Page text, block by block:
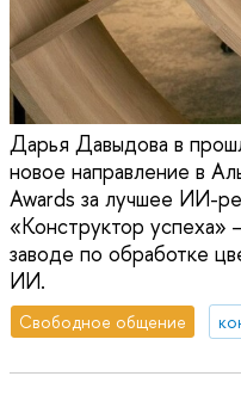
Дарья Давыдова в
новое направление в
Awards за лучшее ИИ-
«Конструктор успеха»
заводе по обработке
ИИ.
Свободное общение